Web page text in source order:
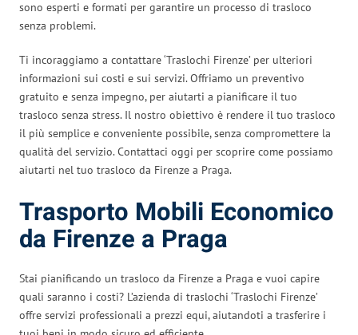
sono esperti e formati per garantire un processo di trasloco
senza problemi.
Ti incoraggiamo a contattare ‘Traslochi Firenze’ per ulteriori
informazioni sui costi e sui servizi. Offriamo un preventivo
gratuito e senza impegno, per aiutarti a pianificare il tuo
trasloco senza stress. Il nostro obiettivo è rendere il tuo trasloco
il più semplice e conveniente possibile, senza compromettere la
qualità del servizio. Contattaci oggi per scoprire come possiamo
aiutarti nel tuo trasloco da Firenze a Praga.
Trasporto Mobili Economico
da Firenze a Praga
Stai pianificando un trasloco da Firenze a Praga e vuoi capire
quali saranno i costi? L’azienda di traslochi ‘Traslochi Firenze’
offre servizi professionali a prezzi equi, aiutandoti a trasferire i